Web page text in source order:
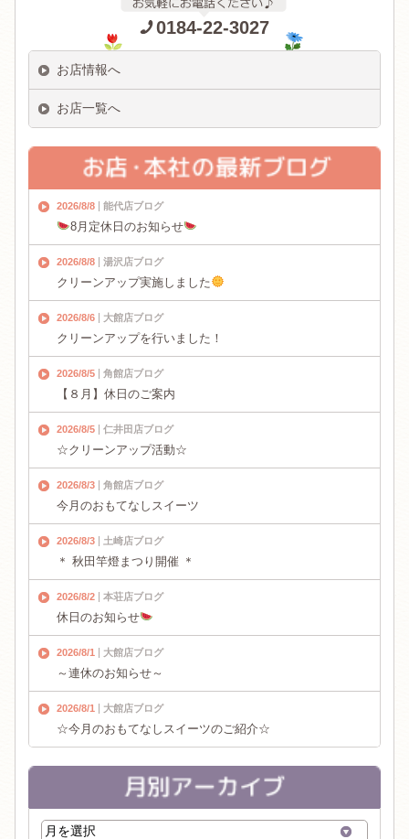
0184-22-3027
お店情報へ
お店一覧へ
2026/8/8 能代店ブログ
8月定休日のお知らせ
2026/8/8 湯沢店ブログ
クリーンアップ実施しました
2026/8/6 大館店ブログ
クリーンアップを行いました！
2026/8/5 角館店ブログ
【８月】休日のご案内
2026/8/5 仁井田店ブログ
☆クリーンアップ活動☆
2026/8/3 角館店ブログ
今月のおもてなしスイーツ
2026/8/3 土崎店ブログ
＊ 秋田竿燈まつり開催 ＊
2026/8/2 本荘店ブログ
休日のお知らせ
2026/8/1 大館店ブログ
～連休のお知らせ～
2026/8/1 大館店ブログ
☆今月のおもてなしスイーツのご紹介☆